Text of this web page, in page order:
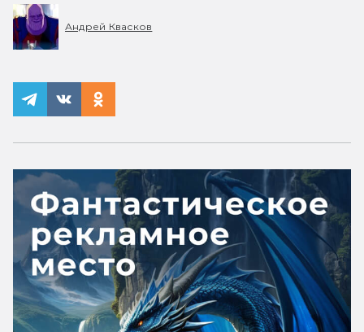
Андрей Квасков